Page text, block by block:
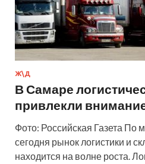
Ж\Д
В Самаре
привлекли
Фото: Российская Газета По
сегодня рынок логистики и
находится на волне роста.